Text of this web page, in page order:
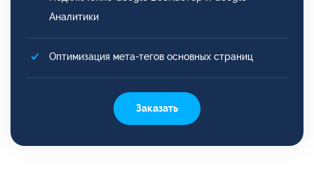
Аналитики
Оптимизация мета-тегов основных страниц
Заказать